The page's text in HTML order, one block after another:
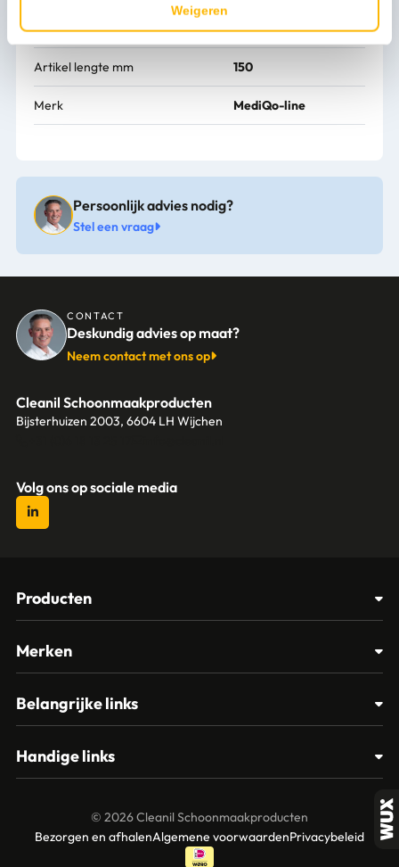
Weigeren
Artikel breedte mm 272
Artikel lengte mm 150
Merk MediQo-line
Persoonlijk advies nodig?
Stel een vraag
CONTACT
Deskundig advies op maat?
Neem contact met ons op
Cleanil Schoonmaakproducten
Bijsterhuizen 2003, 6604 LH Wijchen
Volg ons op sociale media
Producten
Glasbewassing
Materialen
Papier – Dispensers - Toiletinrichting
Merken
Spectro
Vikan
Vileda
Belangrijke links
Contact
Mijn account
Handige links
Over ons
© 2026 Cleanil Schoonmaakproducten
Bezorgen en afhalenAlgemene voorwaardenPrivacybeleid